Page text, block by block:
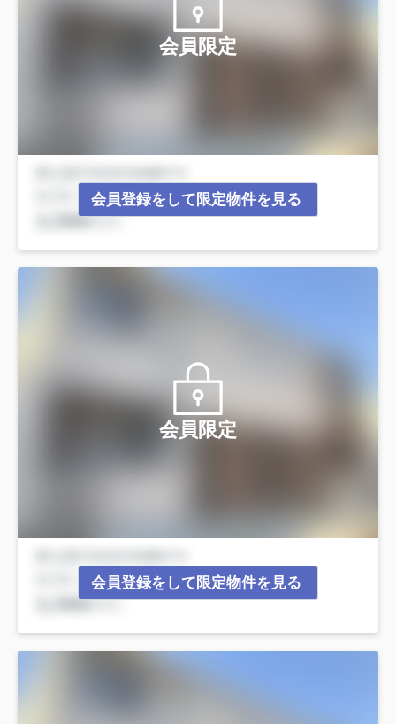
会員限定
会員登録をして限定物件を見る
会員限定
会員登録をして限定物件を見る